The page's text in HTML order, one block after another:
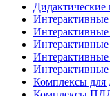
Дидактические
Интерактивные
Интерактивные
Комплексы для